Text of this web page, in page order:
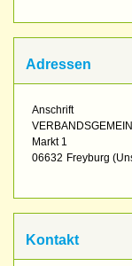
Adressen
Anschrift
Markt 1
06632 Freyburg
Kontakt